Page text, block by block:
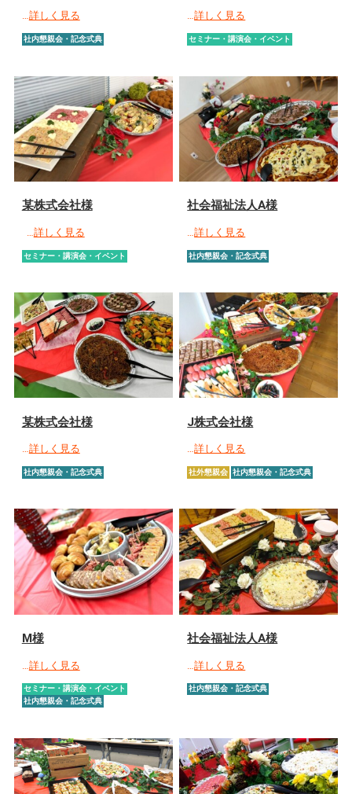
…詳しく見る
社内懇親会・記念式典
…詳しく見る
セミナー・講演会・イベント
某株式会社様
詳しく見る
セミナー・講演会・イベント
社会福祉法人A様
…詳しく見る
社内懇親会・記念式典
某株式会社様
…詳しく見る
社内懇親会・記念式典
J株式会社様
…詳しく見る
社外懇親会 社内懇親会・記念式典
M様
詳しく見る
セミナー・講演会・イベント
社内懇親会・記念式典
社会福祉法人A様
…詳しく見る
社内懇親会・記念式典